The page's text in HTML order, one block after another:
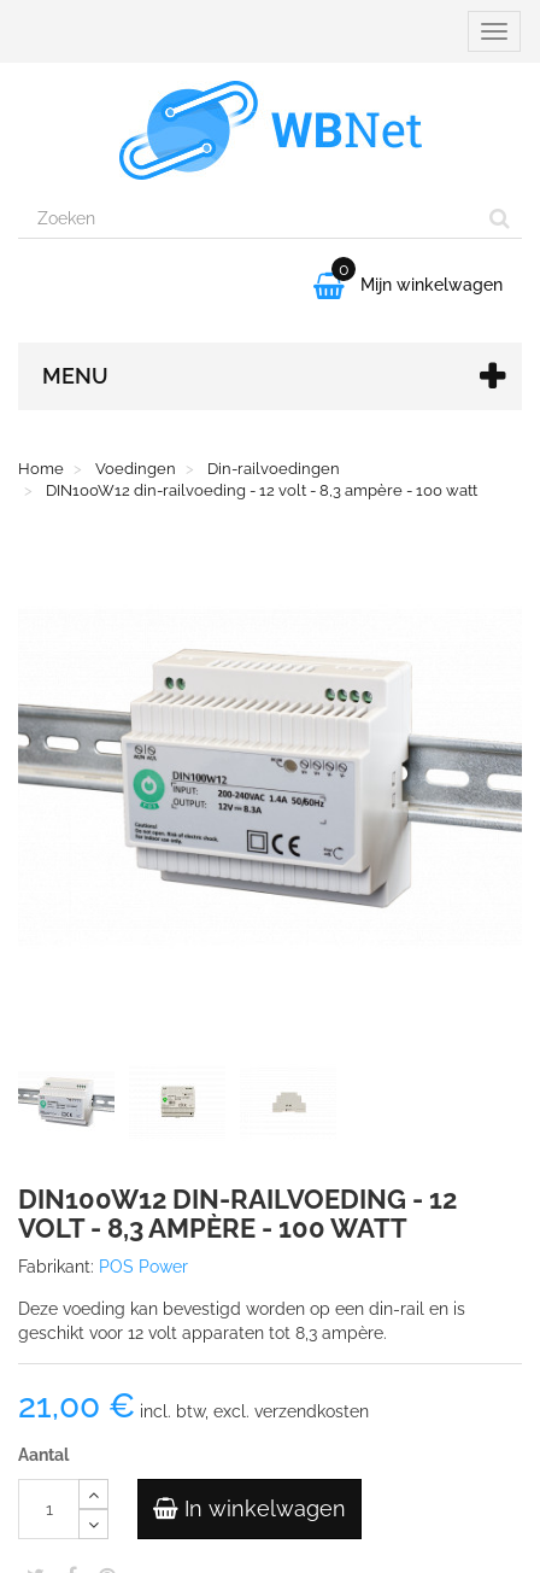

0
Mijn winkelwagen
MENU
Home Voedingen
Din-railvoedingen
DIN100W12 din-railvoeding - 12 volt - 8,3 ampère - 100 watt
DIN100W12 DIN-RAILVOEDING - 12
VOLT - 8,3 AMPÈRE - 100 WATT
Fabrikant: POS Power
Deze voeding kan bevestigd worden op een din-rail en is
geschikt voor 12 volt apparaten tot 8,3 ampère.
21,00 € incl. btw, excl. verzendkosten
Aantal
In winkelwagen